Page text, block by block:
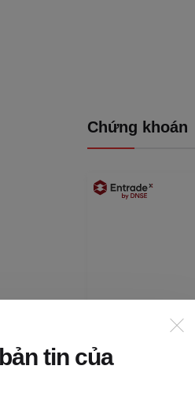
gia về
cá
Chứng khoán
tin của